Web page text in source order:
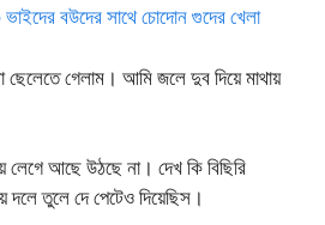
বউদের সাথে চোদোন গুদের খেলা
ছেলেতে গেলাম। আমি জলে দুব দিয়ে মাথায়
লেগে আছে উঠছে না। দেখ কি বিছিরি
দলে তুলে দে পেটেও দিয়েছিস।